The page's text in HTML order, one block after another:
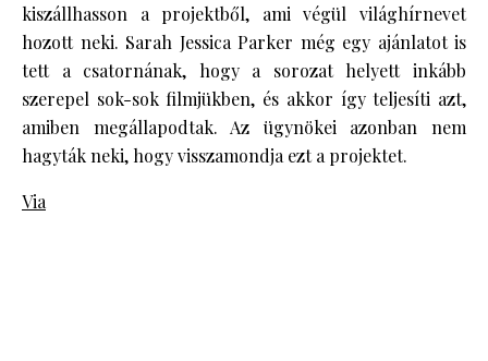
kiszállhasson a projektből, ami végül világhírnevet
hozott neki. Sarah Jessica Parker még egy ajánlatot is
tett a csatornának, hogy a sorozat helyett inkább
szerepel sok-sok filmjükben, és akkor így teljesíti azt,
amiben megállapodtak. Az ügynökei azonban nem
hagyták neki, hogy visszamondja ezt a projektet.
Via